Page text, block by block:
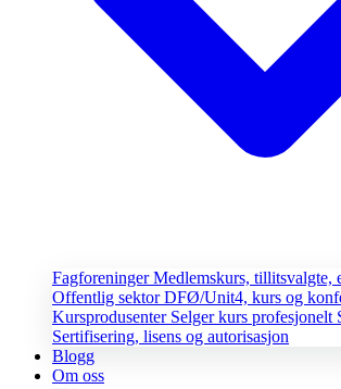
FagforeningerMedlemskurs, tillitsvalgte,
Offentlig sektorDFØ/Unit4, kurs og
Kursprodusenter Selger kurs profesjonelt
Sertifisering, lisens og autorisasjon
Blogg
Om oss